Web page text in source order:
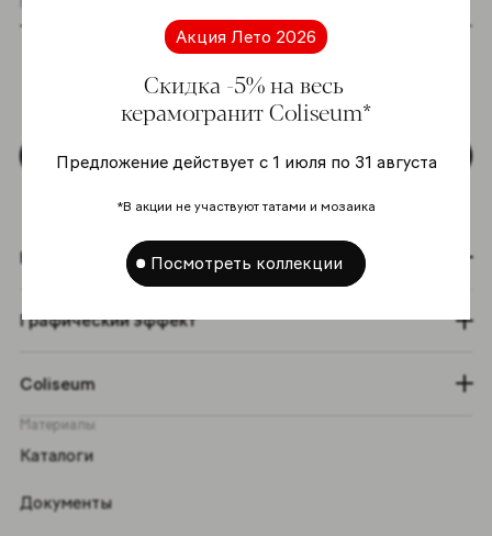
Акция Лето 2026
Скидка -5% на весь
керамогранит Coliseum*
Предложение действует с 1 июля по 31 августа
*В акции не участвуют татами и мозаика
Посмотреть коллекции
Я даю согласие на хранение и обработку
моих персональных данных согласно
Политике в отношении обработки
персональных данных *
Подписаться
Коллекции
Графический эффект
Coliseum
Материалы
Каталоги
Документы